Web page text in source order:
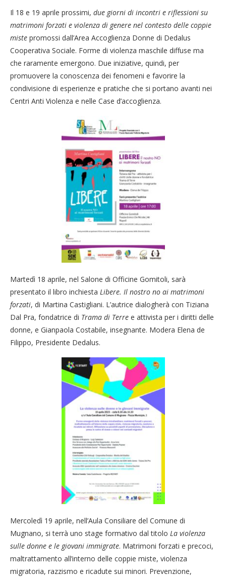
Il 18 e 19 aprile prossimi, due giorni di incontri e riflessioni su
matrimoni forzati e violenza di genere nel contesto delle coppie
miste promossi dall’Area Accoglienza Donne di Dedalus
Cooperativa Sociale. Forme di violenza maschile diffuse ma
che raramente emergono. Due iniziative, quindi, per
promuovere la conoscenza dei fenomeni e favorire la
condivisione di esperienze e pratiche che si portano avanti nei
Centri Anti Violenza e nelle Case d’accoglienza.
Martedì 18 aprile, nel Salone di Officine Gomitoli, sarà
presentato il libro inchiesta Libere. Il nostro no ai matrimoni
forzati, di Martina Castigliani. L’autrice dialogherà con Tiziana
Dal Pra, fondatrice di Trama di Terre e attivista per i diritti delle
donne, e Gianpaola Costabile, insegnante. Modera Elena de
Filippo, Presidente Dedalus.
Mercoledì 19 aprile, nell’Aula Consiliare del Comune di
Mugnano, si terrà uno stage formativo dal titolo La violenza
sulle donne e le giovani immigrate. Matrimoni forzati e precoci,
maltrattamento all’interno delle coppie miste, violenza
migratoria, razzismo e ricadute sui minori. Prevenzione,